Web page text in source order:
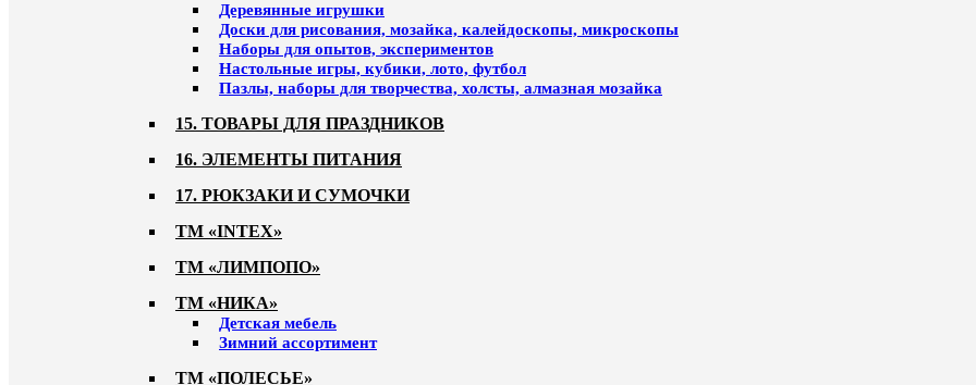
Деревянные игрушки
Доски для рисования, мозайка, калейдоскопы, микроскопы
Наборы для опытов, экспериментов
Настольные игры, кубики, лото, футбол
Пазлы, наборы для творчества, холсты, алмазная мозайка
15. ТОВАРЫ ДЛЯ ПРАЗДНИКОВ
16. ЭЛЕМЕНТЫ ПИТАНИЯ
17. РЮКЗАКИ И СУМОЧКИ
ТМ «INTEX»
ТМ «ЛИМПОПО»
ТМ «НИКА»
Детская мебель
Зимний ассортимент
ТМ «ПОЛЕСЬЕ»